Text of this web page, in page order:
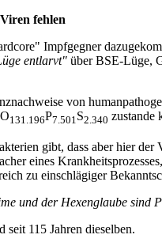
fehlen
Impfgegner
entlarvt" über BSE-Lüge,
von
O131.196P7.501S2.340 zustande
gibt, dass aber hier
eines
zu einschlägiger
und der Hexenglaube sind
115 Jahren dieselben.